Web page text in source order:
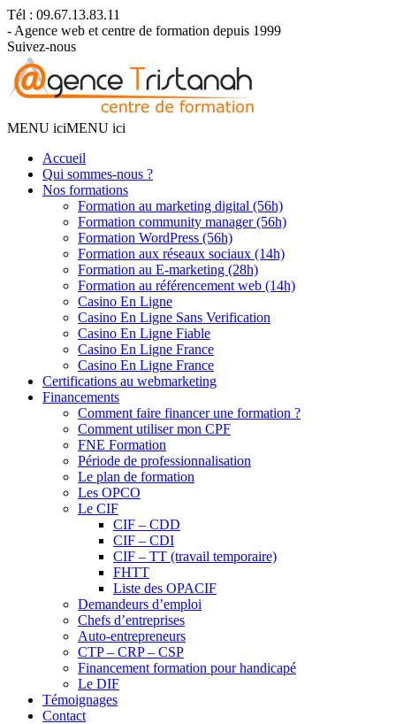
Tél : 09.67.13.83.11
- Agence web et centre de formation depuis 1999
Suivez-nous
MENU iciMENU ici
Accueil
Qui sommes-nous ?
Nos formations
Formation au marketing digital (56h)
Formation community manager (56h)
Formation WordPress (56h)
Formation aux réseaux sociaux (14h)
Formation au E-marketing (28h)
Formation au référencement web (14h)
Casino En Ligne
Casino En Ligne Sans Verification
Casino En Ligne Fiable
Casino En Ligne France
Casino En Ligne France
Certifications au webmarketing
Financements
Comment faire financer une formation ?
Comment utiliser mon CPF
FNE Formation
Période de professionnalisation
Le plan de formation
Les OPCO
Le CIF
CIF – CDD
CIF – CDI
CIF – TT (travail temporaire)
FHTT
Liste des OPACIF
Demandeurs d’emploi
Chefs d’entreprises
Auto-entrepreneurs
CTP – CRP – CSP
Financement formation pour handicapé
Le DIF
Témoignages
Contact